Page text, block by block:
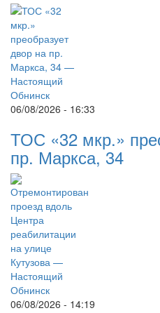
06/08/2026 - 16:33
ТОС «32 мкр.»
пр. Маркса, 34
06/08/2026 - 14:19